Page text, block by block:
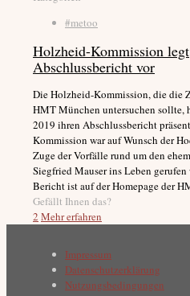
#metoo
Holzheid-Kommission legt
Abschlussbericht vor
Die Holzheid-Kommission, die die
HMT München untersuchen sollte,
2019 ihren Abschlussbericht
Kommission war auf Wunsch der
Zuge der Vorfälle rund um den
Siegfried Mauser ins Leben gerufen
Bericht ist auf der Homepage der
Gefällt Ihnen das?
2 Mehr erfahren
Impressum
Datenschutzerklärung
Nutzungsbedingungen